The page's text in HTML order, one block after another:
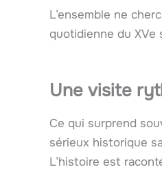
L’ensemble ne
quotidienne du
Une visite
Ce qui surprend
sérieux historique
L’histoire est